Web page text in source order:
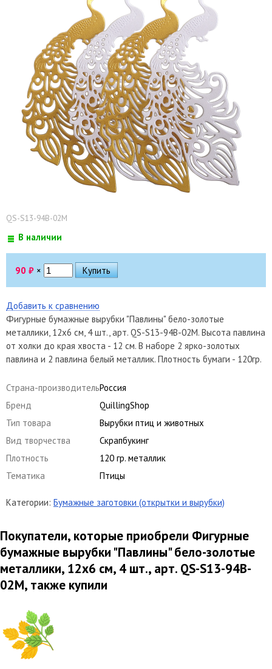
QS-S13-94B-02M
В наличии
90 ₽ ×
Добавить к сравнению
Фигурные бумажные вырубки "Павлины" бело-золотые
металлики, 12х6 см, 4 шт., арт. QS-S13-94B-02M. Высота павлина
от холки до края хвоста - 12 см. В наборе 2 ярко-золотых
павлина и 2 павлина белый металлик. Плотность бумаги - 120гр.
Страна-производительРоссия
Бренд
QuillingShop
Тип товара
Вырубки птиц и животных
Вид творчества
Скрапбукинг
Плотность
120 гр. металлик
Тематика
Птицы
Категории: Бумажные заготовки (открытки и вырубки)
Покупатели, которые приобрели Фигурные
бумажные вырубки "Павлины" бело-золотые
металлики, 12х6 см, 4 шт., арт. QS-S13-94B-
02M, также купили